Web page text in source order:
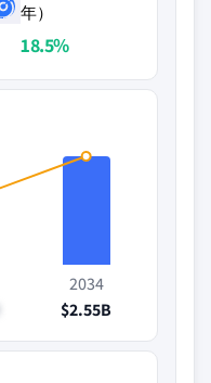
年）
18.5%
2034
$2.55B